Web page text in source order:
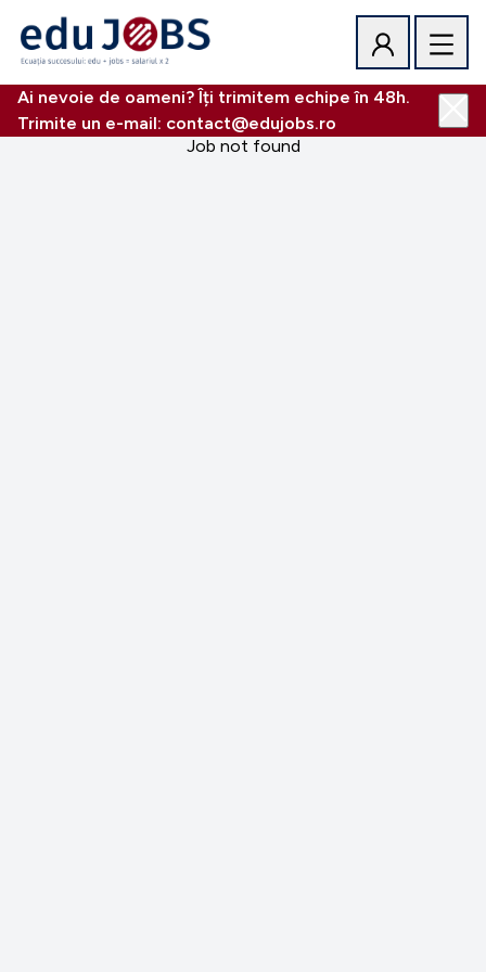
Ai nevoie de oameni? Îți trimitem echipe în 48h.
Trimite un e-mail: contact@edujobs.ro
Job not found